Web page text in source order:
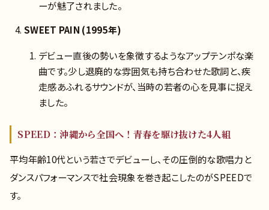
ーが魅了されました。
SWEET PAIN (1995年)
デビュー直後の勢いを象徴するようなアップテンポな楽
曲です。少し退廃的な雰囲気も持ち合わせた歌詞と、疾
走感あふれるサウンドが、当時の若者の心を見事に捉え
ました。
SPEED：沖縄から全国へ！青春を駆け抜けた4人組
平均年齢10代という若さでデビューし、その圧倒的な歌唱力と
ダンスパフォーマンスで社会現象を巻き起こしたのがSPEEDで
す。